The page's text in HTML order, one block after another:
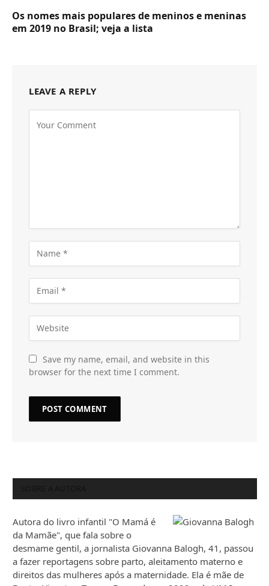
Os nomes mais populares de meninos e meninas
em 2019 no Brasil; veja a lista
LEAVE A REPLY
Save my name, email, and website in this
browser for the next time I comment.
Autora do livro infantil "O Mamá é
da Mamãe", que fala sobre o
desmame gentil, a jornalista Giovanna Balogh, 41, passou
a fazer reportagens sobre parto, aleitamento materno e
direitos das mulheres após a maternidade. Ela é mãe de